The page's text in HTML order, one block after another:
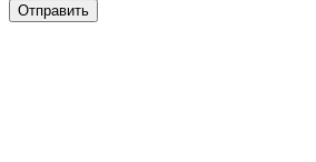
Отправить